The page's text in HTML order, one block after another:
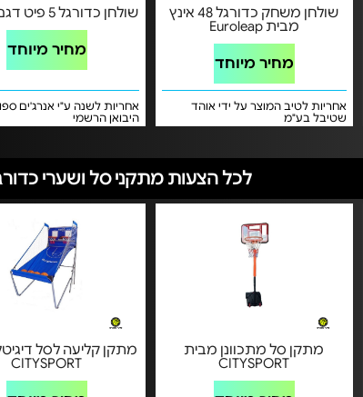
שולחן כדורגל 5 פיט דגם S9055
מחיר מיוחד
אחריות לשנה ע"י אנרג'ים
היבואן הרשמי
שולחן משחק כדורגל 48 אינץ
מבית Euroleap
מחיר מיוחד
אחריות לטיב המוצר על ידי אוהד
שטיבל בע"מ
לכל הצעות מתקני סל ושערי
מתקן קליעה לסל
CITYSPORT
מתקן סל מתכוונן מבית
CITYSPORT